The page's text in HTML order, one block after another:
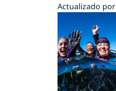
Actualizado por